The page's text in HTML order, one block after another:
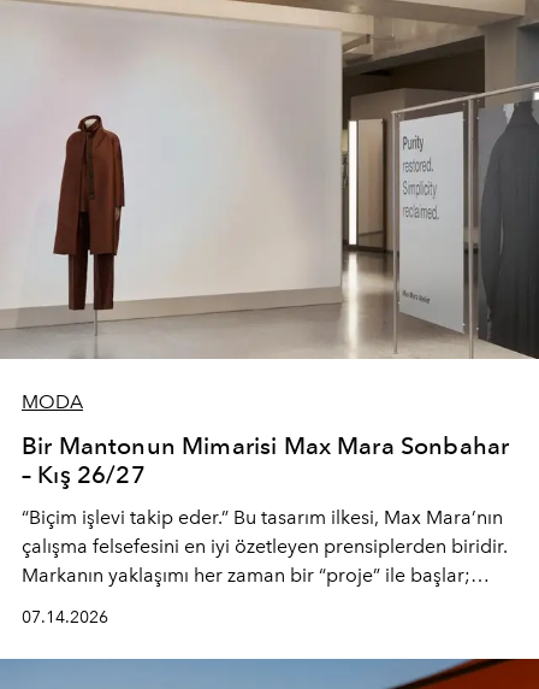
MODA
Bir Mantonun Mimarisi Max Mara Sonbahar
– Kış 26/27
“Biçim işlevi takip eder.” Bu tasarım ilkesi, Max Mara’nın
çalışma felsefesini en iyi özetleyen prensiplerden biridir.
Markanın yaklaşımı her zaman bir “proje” ile başlar;
(savoir-faire) buluşan parçalara dönüştürmek.
07.14.2026